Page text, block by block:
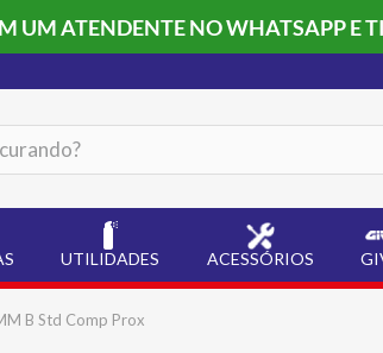
UM ATENDENTE NO WHATSAPP E
UTILIDADES ACESSÓRIOS
B Std Comp Prox